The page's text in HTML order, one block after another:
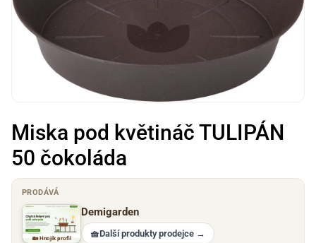
Miska pod květináč TULIPÁN
50 čokoláda
PRODÁVÁ
🏡 Hnojík profil
Demigarden
🧺Další produkty prodejce →